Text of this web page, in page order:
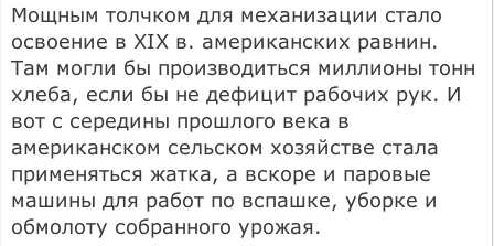
Мощным толчком для механизации стало
освоение в XIX в. американских равнин.
Там могли бы производиться миллионы тонн
хлеба, если бы не дефицит рабочих рук. И
вот с середины прошлого века в
американском сельском хозяйстве стала
применяться жатка, а вскоре и паровые
машины для работ по вспашке, уборке и
обмолоту собранного урожая.